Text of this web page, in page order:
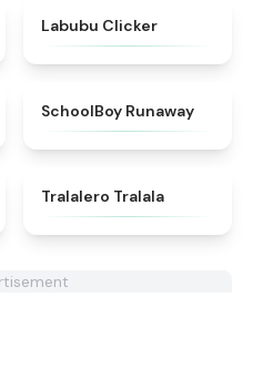
Labubu Clicker
SchoolBoy Runaway
Tralalero Tralala